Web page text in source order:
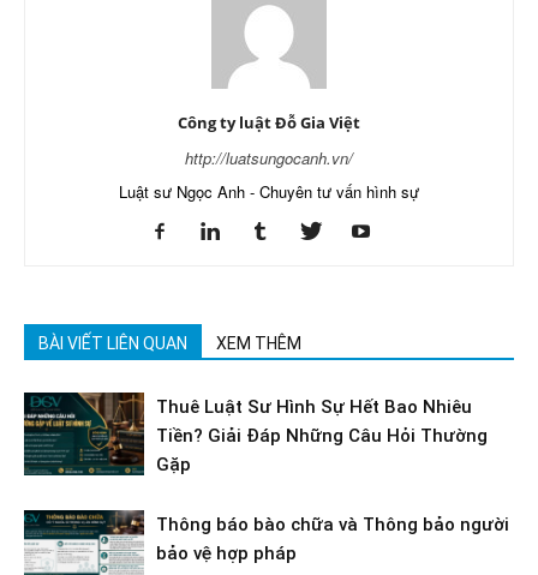
Công ty luật Đỗ Gia Việt
http://luatsungocanh.vn/
Luật sư Ngọc Anh - Chuyên tư vấn hình sự
BÀI VIẾT LIÊN QUAN XEM THÊM
Thuê Luật Sư Hình Sự Hết Bao Nhiêu
Tiền? Giải Đáp Những Câu Hỏi Thường
Gặp
Thông báo bào chữa và Thông bảo người
bảo vệ hợp pháp